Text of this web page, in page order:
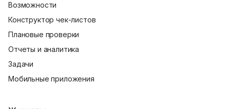
Возможности
Конструктор чек-листов
Плановые проверки
Отчеты и аналитика
Задачи
Мобильные приложения